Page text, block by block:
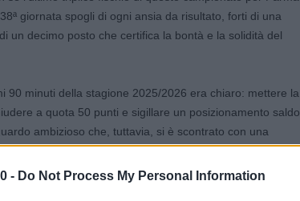
- Do Not Process My Personal Information
giornata spogli di ogni ansia da risultato, forti di una
un decimo posto che certifica la bontà e la solidità del
90 minuti della stagione 2025/2026 era chiaro: mettere la
a quota 50 punti e sigillare un posizionamento saldo
ambizioso che, tuttavia, si è scontrato con una
del Sassuolo, apparso oggi meno brillante e cinico